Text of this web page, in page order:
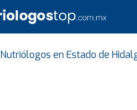
Nutriólogos en Estado de